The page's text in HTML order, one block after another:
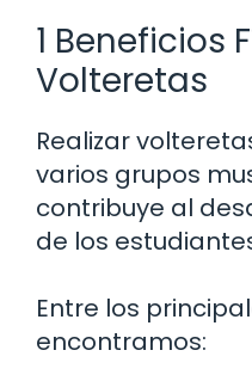
1 Beneficios
Volteretas
Realizar
varios grupos
contribuye al
de los
Entre los
encontramos: